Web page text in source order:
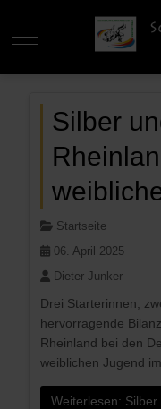
Mobile Menu Toggle
Silber
Startseite
06. April 2025
Dieter Junker
Drei Starterinnen,
hervorragende
Rheinland bei den
weiblichen Jugend
Weiterlesen: